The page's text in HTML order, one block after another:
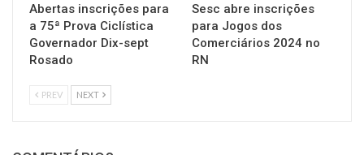
Abertas inscrições para
a 75ª Prova Ciclística
Governador Dix-sept
Rosado
Sesc abre inscrições
para Jogos dos
Comerciários 2024 no
RN
PREV NEXT